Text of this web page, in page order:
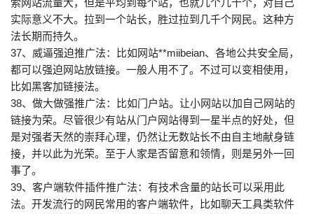
索网站流量大，但是平均到每个站，也就几个几十个，对自己
实际意义不大。拉到一个站长，胜过拉到几千个网民。这种方
法长期而持久。
37、威逼强迫推广法：比如网站**miibeian、各地公共安全局，
都可以强迫网站放链接。一般人用不了。不过可以变相使用，
比如黑客加链接法。
38、做大做强推广法：比如门户站。让小网站以加自己网站的
链接为荣。尽管很少有站从门户网站得到一星半点的好处，但
是对强者天然的崇拜心理，仍然让无数站长不由自主地献身链
接，并以此为光荣。至于人家是否留意和领情，则是另外一回
事了。
39、客户端软件插件推广法：有技术含量的站长可以采用此
法。开发流行的网民常用的客户端软件，比如聊天工具类软件